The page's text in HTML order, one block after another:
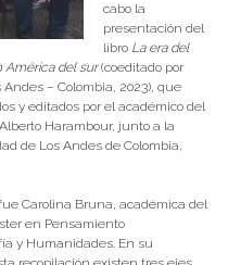
cabo la
presentación del
libro La era del
América del sur(coeditado por
– Colombia, 2023), que
y editados por el académico del
Harambour, junto a la
de Los Andes de Colombia,
Carolina Bruna, académica del
en Pensamiento
y Humanidades. En su